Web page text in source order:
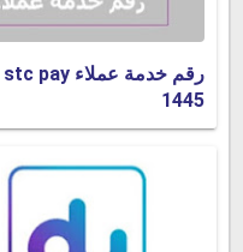
1445